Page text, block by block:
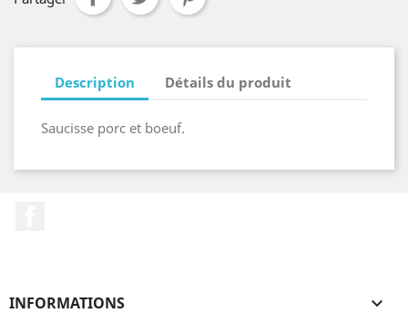
Description Détails du produit
Saucisse porc et boeuf.
INFORMATIONS 